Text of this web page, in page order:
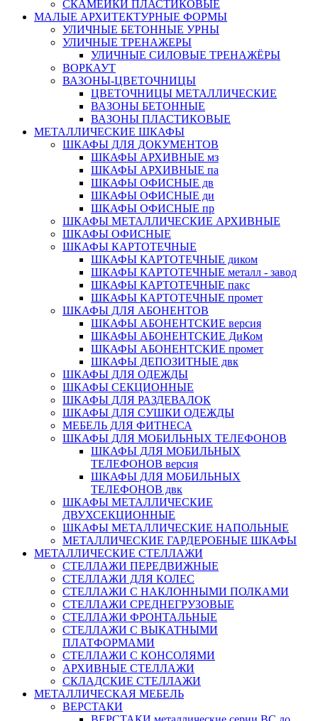
СКАМЕЙКИ ПЛАСТИКОВЫЕ
МАЛЫЕ АРХИТЕКТУРНЫЕ ФОРМЫ
УЛИЧНЫЕ БЕТОННЫЕ УРНЫ
УЛИЧНЫЕ ТРЕНАЖЕРЫ
УЛИЧНЫЕ СИЛОВЫЕ ТРЕНАЖЁРЫ
ВОРКАУТ
ВАЗОНЫ-ЦВЕТОЧНИЦЫ
ЦВЕТОЧНИЦЫ МЕТАЛЛИЧЕСКИЕ
ВАЗОНЫ БЕТОННЫЕ
ВАЗОНЫ ПЛАСТИКОВЫЕ
МЕТАЛЛИЧЕСКИЕ ШКАФЫ
ШКАФЫ ДЛЯ ДОКУМЕНТОВ
ШКАФЫ АРХИВНЫЕ мз
ШКАФЫ АРХИВНЫЕ па
ШКАФЫ ОФИСНЫЕ дв
ШКАФЫ ОФИСНЫЕ ди
ШКАФЫ ОФИСНЫЕ пр
ШКАФЫ МЕТАЛЛИЧЕСКИЕ АРХИВНЫЕ
ШКАФЫ ОФИСНЫЕ
ШКАФЫ КАРТОТЕЧНЫЕ
ШКАФЫ КАРТОТЕЧНЫЕ диком
ШКАФЫ КАРТОТЕЧНЫЕ металл - завод
ШКАФЫ КАРТОТЕЧНЫЕ пакс
ШКАФЫ КАРТОТЕЧНЫЕ промет
ШКАФЫ ДЛЯ АБОНЕНТОВ
ШКАФЫ АБОНЕНТСКИЕ версия
ШКАФЫ АБОНЕНТСКИЕ ДиКом
ШКАФЫ АБОНЕНТСКИЕ промет
ШКАФЫ ДЕПОЗИТНЫЕ двк
ШКАФЫ ДЛЯ ОДЕЖДЫ
ШКАФЫ СЕКЦИОННЫЕ
ШКАФЫ ДЛЯ РАЗДЕВАЛОК
ШКАФЫ ДЛЯ СУШКИ ОДЕЖДЫ
МЕБЕЛЬ ДЛЯ ФИТНЕСА
ШКАФЫ ДЛЯ МОБИЛЬНЫХ ТЕЛЕФОНОВ
ШКАФЫ ДЛЯ МОБИЛЬНЫХ
ТЕЛЕФОНОВ версия
ШКАФЫ ДЛЯ МОБИЛЬНЫХ
ТЕЛЕФОНОВ двк
ШКАФЫ МЕТАЛЛИЧЕСКИЕ
ДВУХСЕКЦИОННЫЕ
ШКАФЫ МЕТАЛЛИЧЕСКИЕ НАПОЛЬНЫЕ
МЕТАЛЛИЧЕСКИЕ ГАРДЕРОБНЫЕ ШКАФЫ
МЕТАЛЛИЧЕСКИЕ СТЕЛЛАЖИ
СТЕЛЛАЖИ ПЕРЕДВИЖНЫЕ
СТЕЛЛАЖИ ДЛЯ КОЛЕС
СТЕЛЛАЖИ С НАКЛОННЫМИ ПОЛКАМИ
СТЕЛЛАЖИ СРЕДНЕГРУЗОВЫЕ
СТЕЛЛАЖИ ФРОНТАЛЬНЫЕ
СТЕЛЛАЖИ С ВЫКАТНЫМИ
ПЛАТФОРМАМИ
СТЕЛЛАЖИ С КОНСОЛЯМИ
АРХИВНЫЕ СТЕЛЛАЖИ
СКЛАДСКИЕ СТЕЛЛАЖИ
МЕТАЛЛИЧЕСКАЯ МЕБЕЛЬ
ВЕРСТАКИ